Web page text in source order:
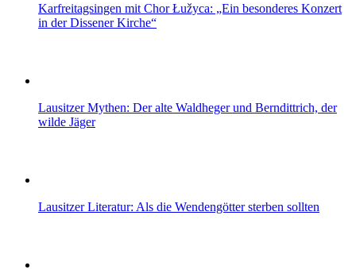
Karfreitagsingen mit Chor Łužyca: „Ein besonderes Konzert
in der Dissener Kirche“
Lausitzer Mythen: Der alte Waldheger und Berndittrich, der
wilde Jäger
Lausitzer Literatur: Als die Wendengötter sterben sollten